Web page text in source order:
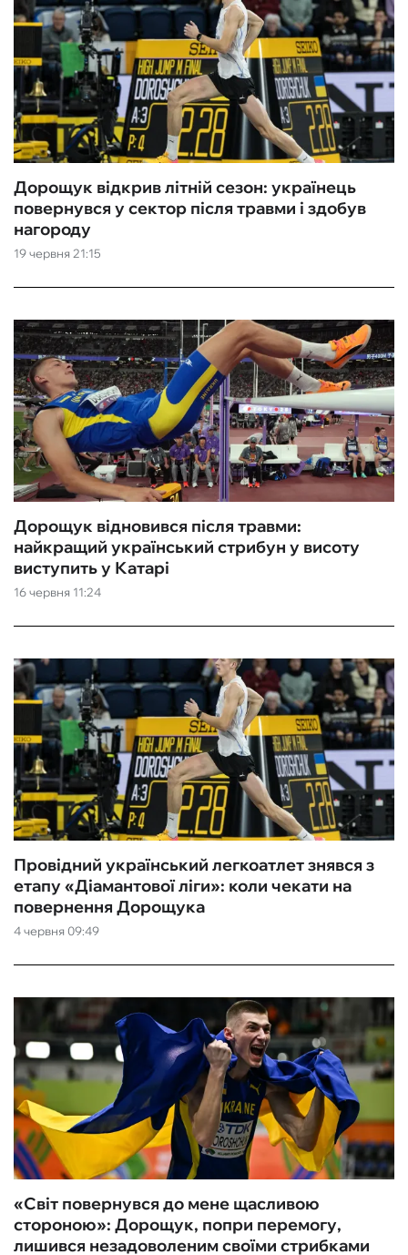
19 червня 21:15
Дорощук відкрив літній сезон: українець
повернувся у сектор після травми і здобув
нагороду
16 червня 11:24
Дорощук відновився після травми:
найкращий український стрибун у висоту
виступить у Катарі
4 червня 09:49
Провідний український легкоатлет знявся з
етапу «Діамантової ліги»: коли чекати на
повернення Дорощука
«Світ повернувся до мене щасливою
стороною»: Дорощук, попри перемогу,
лишився незадоволеним своїми стрибками